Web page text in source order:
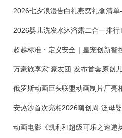
2026婴儿洗发水沐浴露二合一排
超越标准・定义安全｜皇宠创新智
万豪旅享家“豪友团”发布首套原创